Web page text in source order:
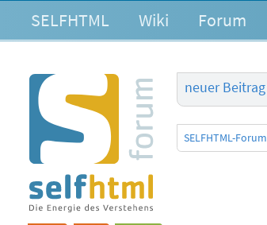
SELFHTML Wiki Forum
neuer Beitrag
SELFHTML-Forum